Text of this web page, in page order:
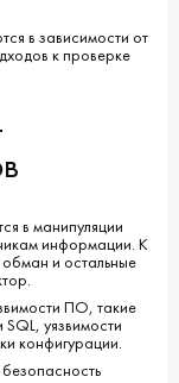
в зависимости от
к проверке
в манипуляции
информации. К
и остальные
ПО, такие
уязвимости
конфигурации.